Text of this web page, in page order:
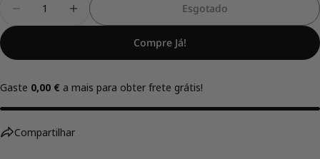
Diminuir Quantidade Para Postal Com Gravador
Aumentar A Quantidade Para Postal
Esgotado
Compre Já!
Gaste 0,00 € a mais para obter frete grátis!
Compartilhar